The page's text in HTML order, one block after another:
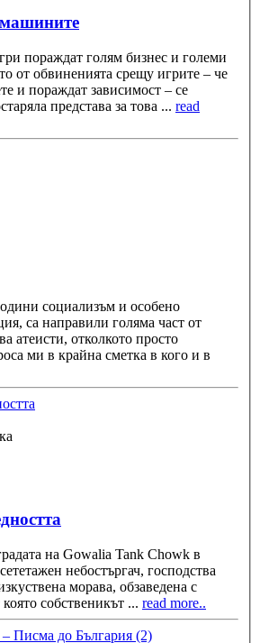
пораждат голям бизнес и големи
от обвиненията срещу игрите – че
и пораждат зависимост – се
представа за това ... read
социализъм и особено
са направили голяма част от
атеисти, отколкото просто
ми в крайна сметка в кого и в
на Gowalia Tank Chowk в
небостъргач, господства
морава, обзаведена с
собственикът ... read more..